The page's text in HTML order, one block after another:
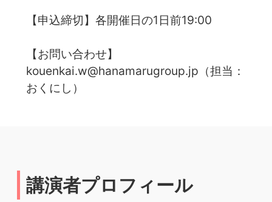
【申込締切】各開催日の1日前19:00
【お問い合わせ】
kouenkai.w@hanamarugroup.jp（担当：
おくにし）
講演者プロフィール